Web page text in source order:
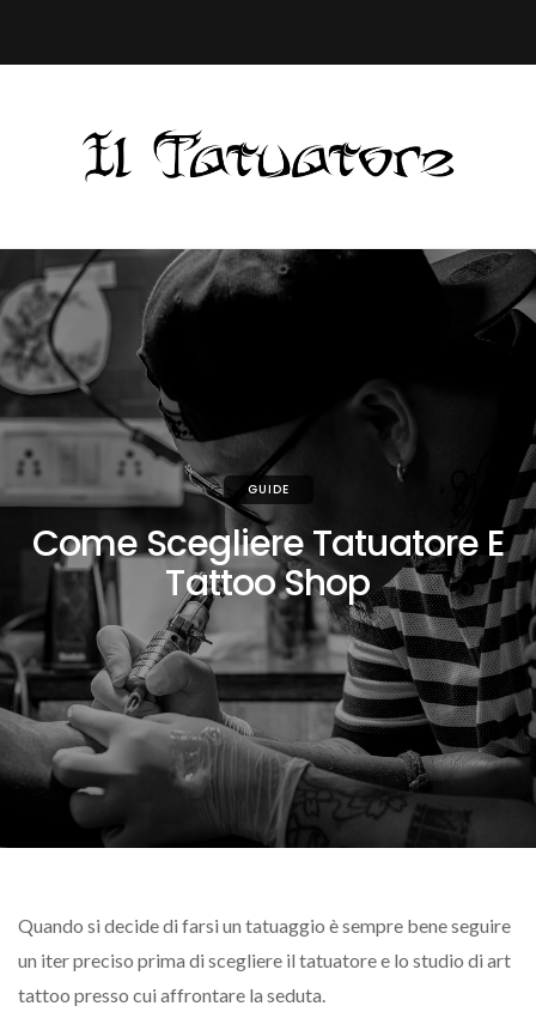
GUIDE
Come Scegliere Tatuatore E
Tattoo Shop
Quando si decide di farsi un tatuaggio è sempre bene seguire
un iter preciso prima di scegliere il tatuatore e lo studio di art
tattoo presso cui affrontare la seduta.